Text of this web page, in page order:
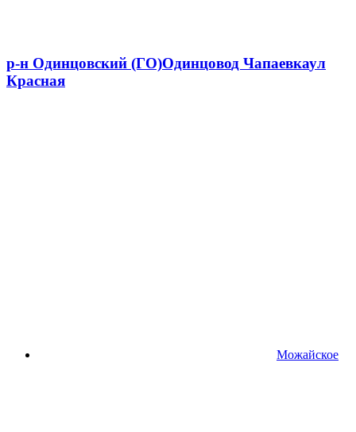
р-н Одинцовский (ГО)Одинцовод Чапаевкаул
Красная
Можайское